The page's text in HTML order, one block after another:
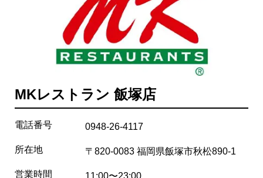
MKレストラン 飯塚店
電話番号 0948-26-4117
所在地 〒820-0083 福岡県飯塚市秋松890-1
営業時間